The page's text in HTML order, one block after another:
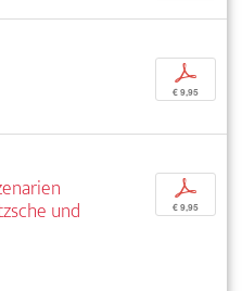
p
€ 9,95
und
p
€ 9,95